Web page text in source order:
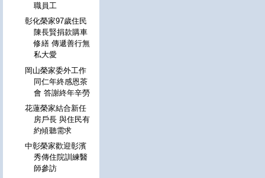
職員工
彰化榮家97歲住民
陳長賢捐款購車
修繕 傳遞善行無
私大愛
岡山榮家委外工作
同仁年終感恩茶
會 答謝終年辛勞
花蓮榮家結合新任
房戶長 與住民有
約傾聽需求
中彰榮家歡迎彰濱
秀傳住院訓練醫
師參訪